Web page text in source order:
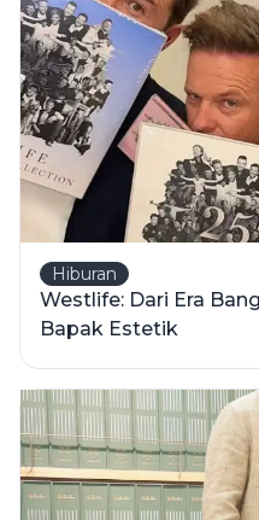
Hiburan
Westlife: Dari Era
Bapak Estetik